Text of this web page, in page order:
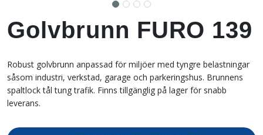
Golvbrunn FURO 139
Robust golvbrunn anpassad för miljöer med tyngre belastningar
såsom industri, verkstad, garage och parkeringshus. Brunnens
spaltlock tål tung trafik. Finns tillgänglig på lager för snabb
leverans.